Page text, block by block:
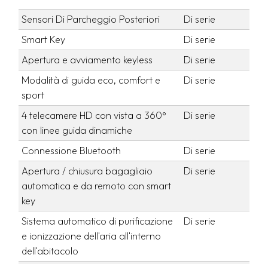
Sensori Di Parcheggio Posteriori
Di serie
Smart Key
Di serie
Apertura e avviamento keyless
Di serie
Modalità di guida eco, comfort e
sport
Di serie
4 telecamere HD con vista a 360°
con linee guida dinamiche
Di serie
Connessione Bluetooth
Di serie
Apertura / chiusura bagagliaio
automatica e da remoto con smart
key
Di serie
Sistema automatico di purificazione
e ionizzazione dell'aria all'interno
dell'abitacolo
Di serie